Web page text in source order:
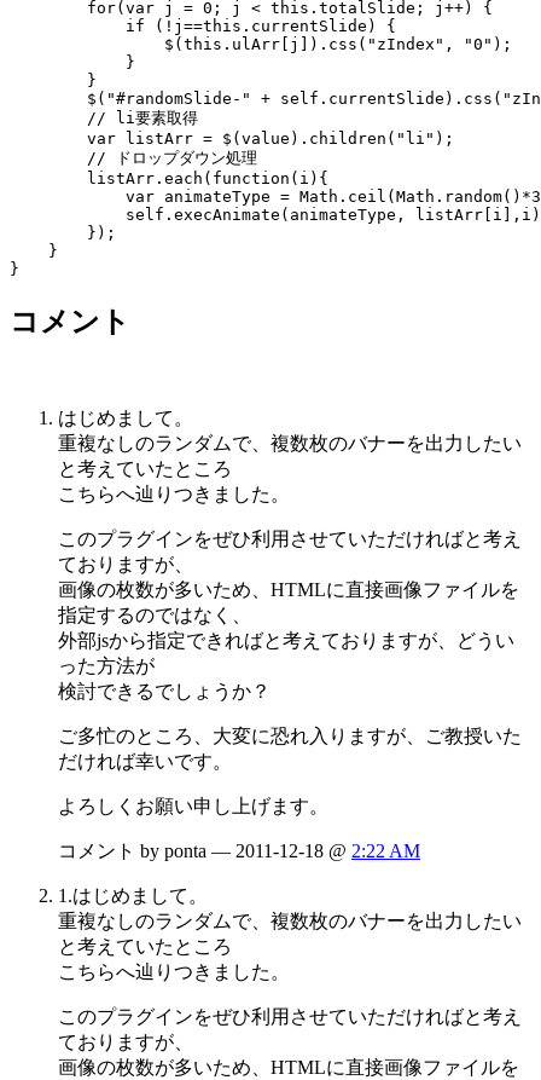
        for(var j = 0; j < this.totalSlide; j++) {
            if (!j==this.currentSlide) {
                $(this.ulArr[j]).css("zIndex", "0");
            }
        }
$("#randomSlide-" +
        // li要素取得
        var listArr = $(value).children("li");
        // ドロップダウン処理
        listArr.each(function(i){
var animateType =
self.execAnimate(animateType,
        });
    }
}
コメント
はじめまして。
重複なしのランダムで、複数枚のバナーを出力したい
と考えていたところ
こちらへ辿りつきました。
このプラグインをぜひ利用させていただければと考え
ておりますが、
画像の枚数が多いため、HTMLに直接画像ファイルを
指定するのではなく、
外部jsから指定できればと考えておりますが、どうい
った方法が
検討できるでしょうか？
ご多忙のところ、大変に恐れ入りますが、ご教授いた
だければ幸いです。
よろしくお願い申し上げます。
コメント by ponta — 2011-12-18 @ 2:22 AM
1.はじめまして。
重複なしのランダムで、複数枚のバナーを出力したい
と考えていたところ
こちらへ辿りつきました。
このプラグインをぜひ利用させていただければと考え
ておりますが、
画像の枚数が多いため、HTMLに直接画像ファイルを